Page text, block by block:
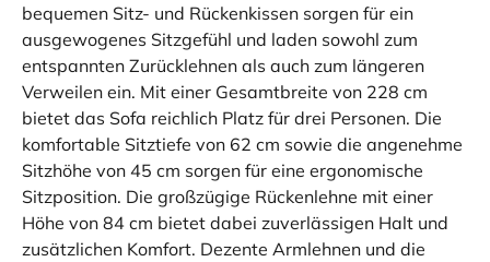
bequemen Sitz- und Rückenkissen sorgen für ein
ausgewogenes Sitzgefühl und laden sowohl zum
entspannten Zurücklehnen als auch zum längeren
Verweilen ein. Mit einer Gesamtbreite von 228 cm
bietet das Sofa reichlich Platz für drei Personen. Die
komfortable Sitztiefe von 62 cm sowie die angenehme
Sitzhöhe von 45 cm sorgen für eine ergonomische
Sitzposition. Die großzügige Rückenlehne mit einer
Höhe von 84 cm bietet dabei zuverlässigen Halt und
zusätzlichen Komfort. Dezente Armlehnen und die